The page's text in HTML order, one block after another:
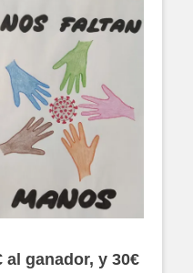
ganador, y 30€